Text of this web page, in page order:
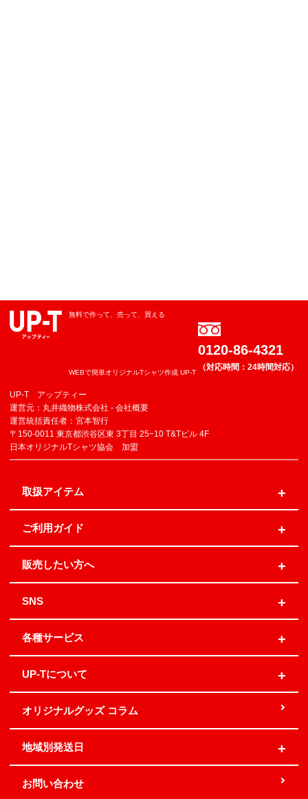
無料で作って、売って、買える
WEBで簡単オリジナルTシャツ作成 UP-T
0120-86-4321
（対応時間：24時間対応）
UP-T アップティー
運営元：丸井織物株式会社 - 会社概要
運営統括責任者：宮本智行
〒150-0011 東京都渋谷区東 3丁目 25−10 T&Tビル 4F
日本オリジナルTシャツ協会 加盟
取扱アイテム
ご利用ガイド
販売したい方へ
SNS
各種サービス
UP-Tについて
オリジナルグッズ コラム
地域別発送日
お問い合わせ